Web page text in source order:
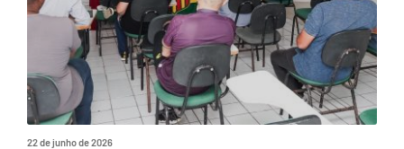
22 de junho de 2026